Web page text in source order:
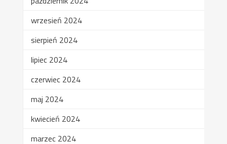
wrzesień 2024
sierpień 2024
lipiec 2024
czerwiec 2024
maj 2024
kwiecień 2024
marzec 2024